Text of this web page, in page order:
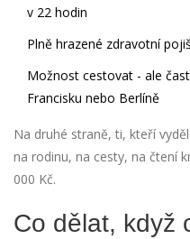
v 22 hodin
Plně hrazené zdravotní
Možnost cestovat - ale
Francisku nebo Berlíně
Na druhé straně, ti, kteří
na rodinu, na cesty, na čtení
000 Kč.
Co dělat, když